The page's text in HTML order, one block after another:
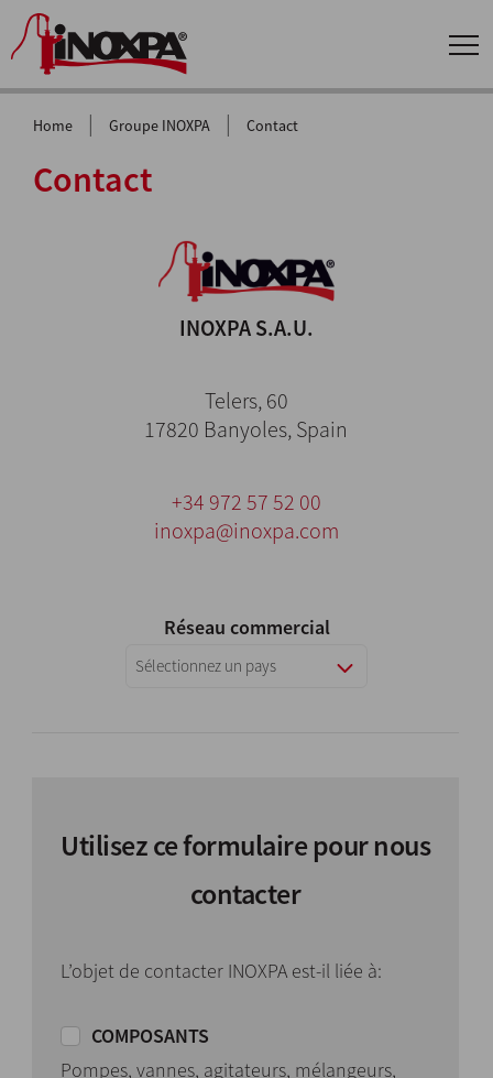
Home | Groupe INOXPA | Contact
Contact
INOXPA S.A.U.
Telers, 60
17820 Banyoles, Spain
+34 972 57 52 00
inoxpa@inoxpa.com
Réseau commercial
Sélectionnez un pays
Utilisez ce formulaire pour nous
contacter
L’objet de contacter INOXPA est-il liée à:
COMPOSANTS
Pompes, vannes, agitateurs, mélangeurs,